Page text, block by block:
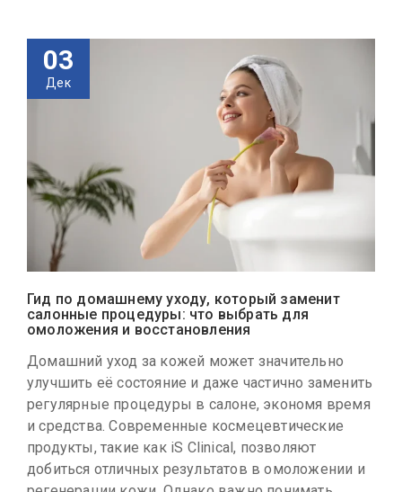
03
Дек
Гид по домашнему уходу, который заменит
салонные процедуры: что выбрать для
омоложения и восстановления
Домашний уход за кожей может значительно
улучшить её состояние и даже частично заменить
регулярные процедуры в салоне, экономя время
и средства. Современные космецевтические
продукты, такие как iS Clinical, позволяют
добиться отличных результатов в омоложении и